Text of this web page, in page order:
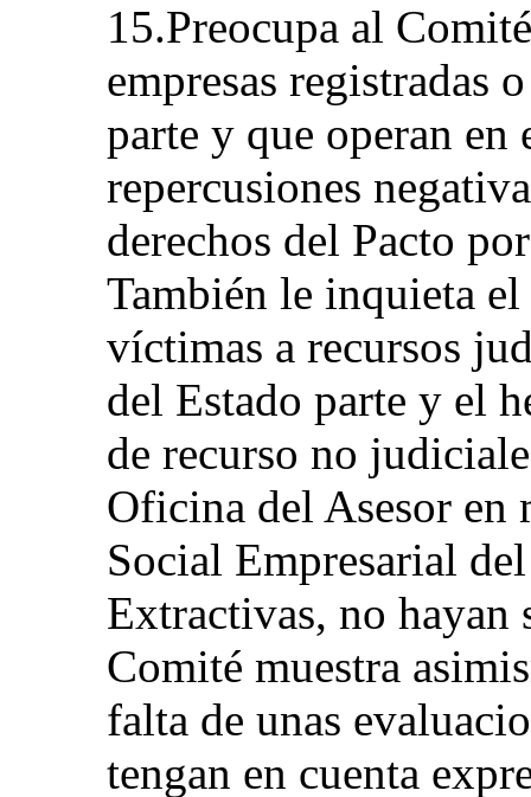
15.Preocupa al
empresas registradas
parte y que operan en
repercusiones
derechos del Pacto
También le inquieta
víctimas a recursos
del Estado parte y el
de recurso no
Oficina del Asesor en
Social Empresarial
Extractivas, no hayan
Comité muestra
falta de unas
tengan en cuenta